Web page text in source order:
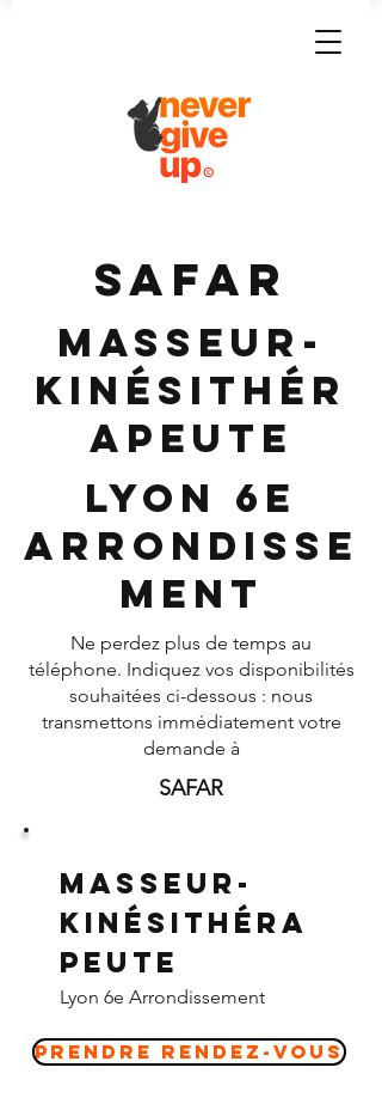
SAFAR
Masseur-
Kinésithér
apeute
Lyon 6e
Arrondisse
ment
Ne perdez plus de temps au
téléphone. Indiquez vos disponibilités
souhaitées ci-dessous : nous
transmettons immédiatement votre
demande à
SAFAR
Masseur-
Kinésithéra
peute
Lyon 6e Arrondissement
Prendre Rendez-vous